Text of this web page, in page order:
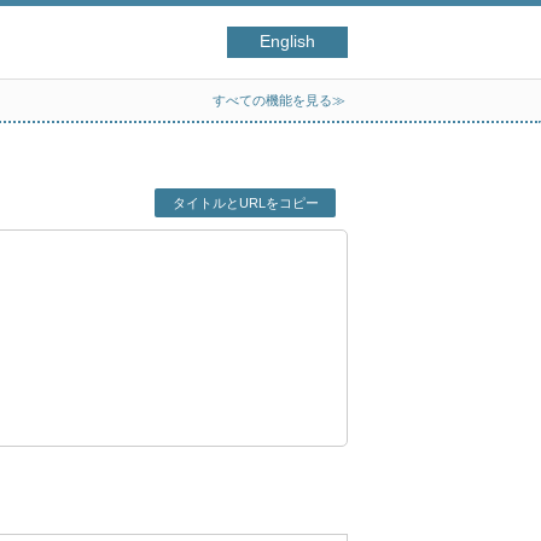
English
すべての機能を見る≫
タイトルとURLをコピー